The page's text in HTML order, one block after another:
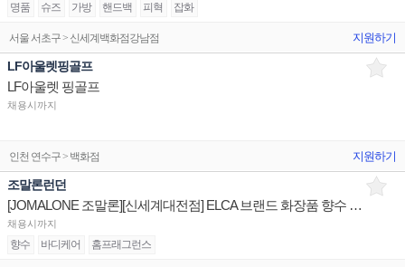
명품 슈즈 가방 핸드백 피혁 잡화
서울 서초구 > 신세계백화점강남점 지원하기
LF아울렛핑골프
LF아울렛 핑골프
채용시까지
인천 연수구 > 백화점 지원하기
조말론런던
[JOMALONE 조말론][신세계대전점] ELCA 브랜드 화장품 향수 백화점 매장 채용
채용시까지
향수 바디케어 홈프래그런스